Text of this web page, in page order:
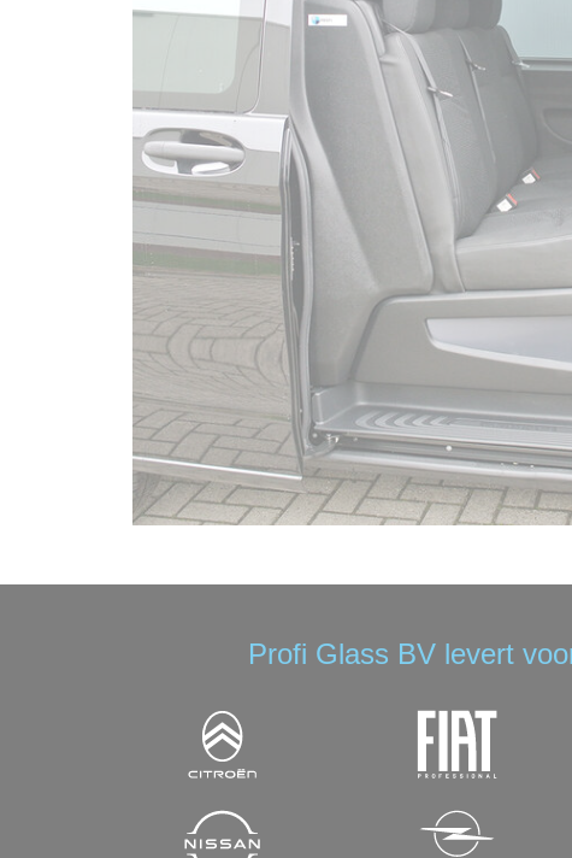
Profi Glass BV levert